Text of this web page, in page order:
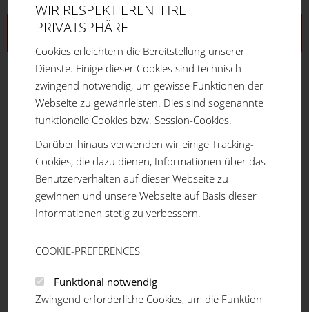
Aluprofilsystem
Profilreihe 16
Profilreihe 20
Profilreihe 30
Profilreihe 40
Profilreihe 50
Teleskopprofil
Winkelprofil
Verbindungselemente
Winkel / Gelenke
Räder und Rollen
Flächenelemente
Türen und Türelemente
WIR RESPEKTIEREN IHRE
PRIVATSPHÄRE
Cookies erleichtern die Bereitstellung unserer
Dienste. Einige dieser Cookies sind technisch
zwingend notwendig, um gewisse Funktionen der
Webseite zu gewährleisten. Dies sind sogenannte
funktionelle Cookies bzw. Session-Cookies.
Darüber hinaus verwenden wir einige Tracking-
Cookies, die dazu dienen, Informationen über das
Benutzerverhalten auf dieser Webseite zu
gewinnen und unsere Webseite auf Basis dieser
Informationen stetig zu verbessern.
COOKIE-PREFERENCES
Funktional notwendig
Zwingend erforderliche Cookies, um die Funktion